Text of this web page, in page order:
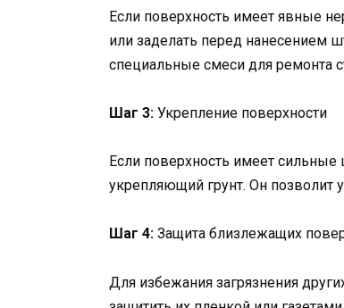
Если поверхность имеет явные
или заделать перед нанесением
специальные смеси для ремонта
Шаг 3: Укрепление поверхности
Если поверхность имеет сильные
укрепляющий грунт. Он позволит
Шаг 4: Защита близлежащих
Для избежания загрязнения